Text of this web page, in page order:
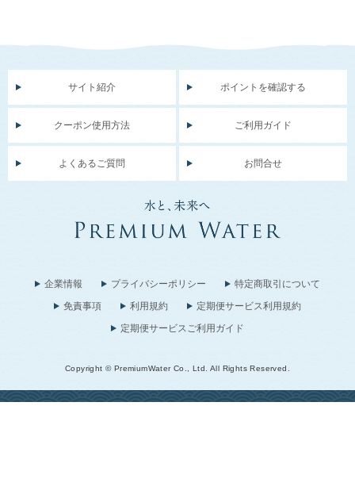
サイト紹介 ポイントを確認する
クーポン使用方法 ご利用ガイド
よくあるご質問 お問合せ
企業情報 プライバシーポリシー
特定商取引について
免責事項
利用規約
定期便サービス利用規約
定期便サービスご利用ガイド
Copyright © PremiumWater Co., Ltd. All Rights Reserved.